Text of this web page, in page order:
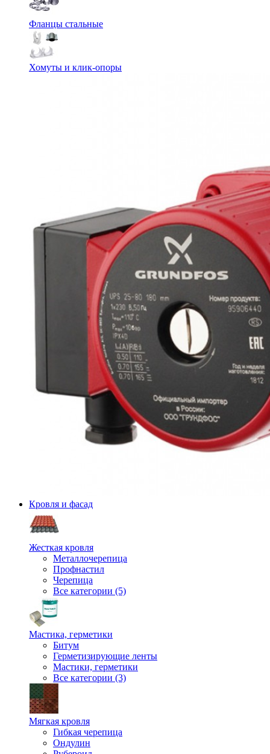
Фланцы стальные
Хомуты и клик-опоры
Кровля и фасад
Жесткая кровля
Металлочерепица
Профнастил
Черепица
Все категории (5)
Мастика, герметики
Битум
Герметизирующие ленты
Мастики, герметики
Все категории (3)
Мягкая кровля
Гибкая черепица
Ондулин